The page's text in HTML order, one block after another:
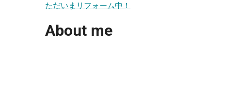
ただいまリフォーム中！
About me